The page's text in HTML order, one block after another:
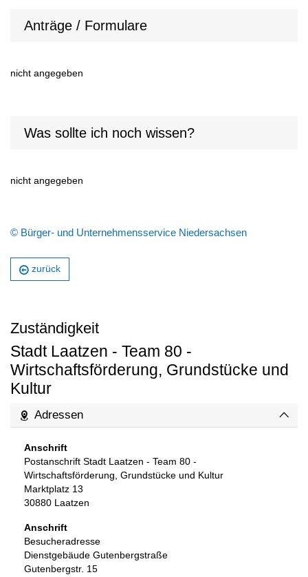
Anträge / Formulare
nicht angegeben
Was sollte ich noch wissen?
nicht angegeben
© Bürger- und Unternehmensservice Niedersachsen
zurück
Zuständigkeit
Stadt Laatzen - Team 80 -
Wirtschaftsförderung, Grundstücke und
Kultur
Adressen
Anschrift
Postanschrift Stadt Laatzen - Team 80 -
Wirtschaftsförderung, Grundstücke und Kultur
Marktplatz 13
30880 Laatzen
Anschrift
Besucheradresse
Dienstgebäude Gutenbergstraße
Gutenbergstr. 15